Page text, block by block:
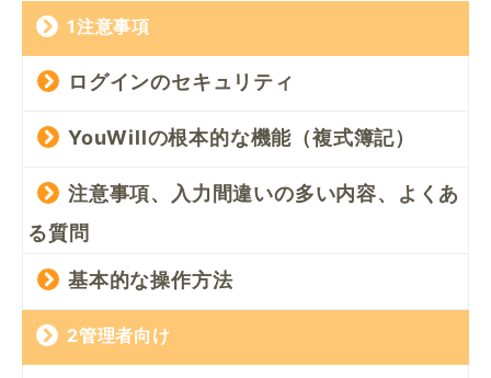
1注意事項
ログインのセキュリティ
YouWillの根本的な機能（複式簿記）
注意事項、入力間違いの多い内容、よくあ
る質問
基本的な操作方法
2管理者向け